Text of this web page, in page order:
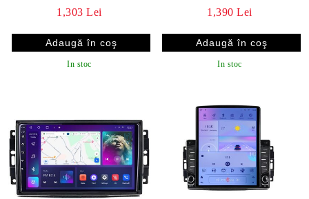
Navigatie Internet Youtube
1,303 Lei
In stoc
Carplay v2
1,390 Lei
In stoc